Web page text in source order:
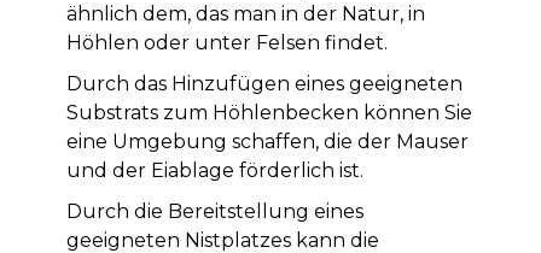
ähnlich dem, das man in der Natur, in
Höhlen oder unter Felsen findet.
Durch das Hinzufügen eines geeigneten
Substrats zum Höhlenbecken können Sie
eine Umgebung schaffen, die der Mauser
und der Eiablage förderlich ist.
Durch die Bereitstellung eines
geeigneten Nistplatzes kann die